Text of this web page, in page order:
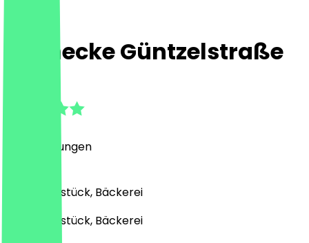
Steinecke Güntzelstraße
Bewertungen
Café, Frühstück, Bäckerei
Café, Frühstück, Bäckerei